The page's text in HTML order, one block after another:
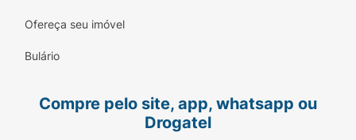
Ofereça seu imóvel
Bulário
Compre pelo site, app, whatsapp ou
Drogatel